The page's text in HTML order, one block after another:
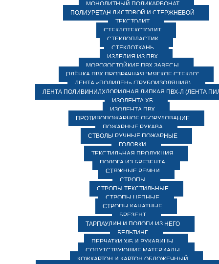
МОНОЛИТНЫЙ ПОЛИКАРБОНАТ
ПОЛИУРЕТАН ЛИСТОВОЙ И СТЕРЖНЕВОЙ
ТЕКСТОЛИТ
СТЕКЛОТЕКСТОЛИТ
СТЕКЛОПЛАСТИК
СТЕКЛОТКАНЬ
ИЗДЕЛИЯ ИЗ ПВХ
МОРОЗОСТОЙКИЕ ПВХ ЗАВЕСЫ
ПЛЁНКА ПВХ ПРОЗРАЧНАЯ “МЯГКОЕ СТЕКЛО”
ЛЕНТА «ПОЛИЛЕН» (ТРУБОИЗОЛЯЦИЯ)
ЛЕНТА ПОЛИВИНИЛХЛОРИДНАЯ ЛИПКАЯ ПВХ-Л (ЛЕНТА
ИЗОЛЕНТА ХБ
ИЗОЛЕНТА ПВХ
ПРОТИВОПОЖАРНОЕ ОБОРУДОВАНИЕ
ПОЖАРНЫЕ РУКАВА
СТВОЛЫ РУЧНЫЕ ПОЖАРНЫЕ
ГОЛОВКИ
ТЕКСТИЛЬНАЯ ПРОДУКЦИЯ
ПОЛОГА ИЗ БРЕЗЕНТА
СТЯЖНЫЕ РЕМНИ
СТРОПЫ
СТРОПЫ ТЕКСТИЛЬНЫЕ
СТРОПЫ ЦЕПНЫЕ
СТРОПЫ КАНАТНЫЕ
БРЕЗЕНТ
ТАРПАУЛИН И ПОЛОГИ ИЗ НЕГО
БЕЛЬТИНГ
ПЕРЧАТКИ Х/Б И РУКАВИЦЫ
СОПУТСТВУЮЩИЕ МАТЕРИАЛЫ
КОЖКАРТОН И КАРТОН ОБЛОЖЕЧНЫЙ